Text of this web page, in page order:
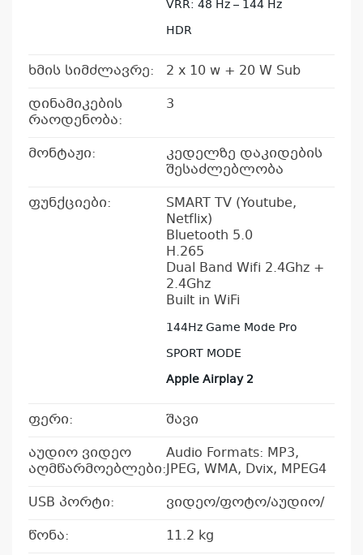
VRR: 48 Hz – 144 Hz
HDR
ხმის სიმძლავრე:
2 x 10 w + 20 W Sub
დინამიკების
რაოდენობა:
3
მონტაჟი:
კედელზე დაკიდების
შესაძლებლობა
ფუნქციები:
SMART TV (Youtube,
Netflix)
Bluetooth 5.0
H.265
Dual Band Wifi 2.4Ghz +
2.4Ghz
Built in WiFi
144Hz Game Mode Pro
SPORT MODE
Apple Airplay 2
ფერი:
შავი
აუდიო ვიდეო
აღმწარმოებლები:
Audio Formats: MP3,
JPEG, WMA, Dvix, MPEG4
USB პორტი:
ვიდეო/ფოტო/აუდიო/
წონა:
11.2 kg